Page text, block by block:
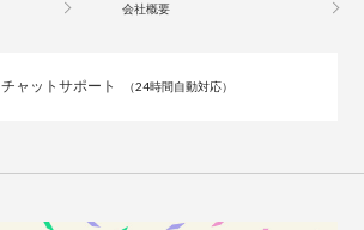
会社概要
チャットサポート （24時間自動対応）